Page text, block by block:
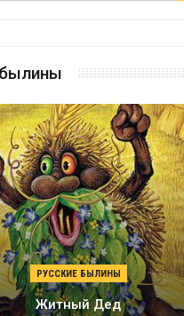
РУССКИЕ БЫЛИНЫ
Житный Дед